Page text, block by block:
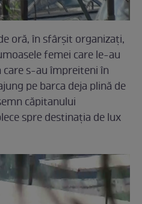
oră, în sfârșit organizați,
femei care le-au
s-au împreiteni în
pe barca deja plină de
căpitanului
spre destinația de lux